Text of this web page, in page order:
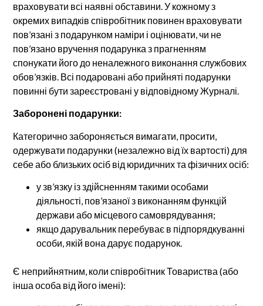
враховувати всі наявні обставини. У кожному з
окремих випадків співробітник повинен враховувати
пов’язані з подарунком наміри і оцінювати, чи не
пов’язано вручення подарунка з прагненням
спонукати його до неналежного виконання службових
обов’язків. Всі подаровані або прийняті подарунки
повинні бути зареєстровані у відповідному Журналі.
Заборонені подарунки:
Категорично забороняється вимагати, просити,
одержувати подарунки (незалежно від їх вартості) для
себе або близьких осіб від юридичних та фізичних осіб:
у зв’язку із здійсненням такими особами
діяльності, пов’язаної з виконанням функцій
держави або місцевого самоврядування;
якщо дарувальник перебуває в підпорядкуванні
особи, якій вона дарує подарунок.
Є неприйнятним, коли співробітник Товариства (або
інша особа від його імені):